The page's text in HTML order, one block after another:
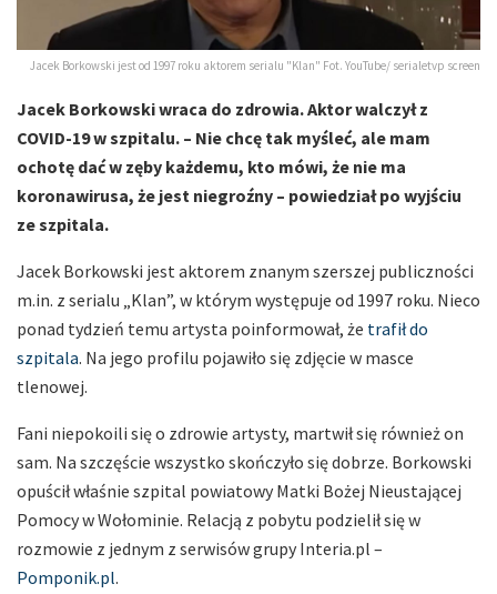
Jacek Borkowski jest od 1997 roku aktorem serialu "Klan" Fot. YouTube/ serialetvp screen
Jacek Borkowski wraca do zdrowia. Aktor walczył z
COVID-19 w szpitalu. – Nie chcę tak myśleć, ale mam
ochotę dać w zęby każdemu, kto mówi, że nie ma
koronawirusa, że jest niegroźny – powiedział po wyjściu
ze szpitala.
Jacek Borkowski jest aktorem znanym szerszej publiczności
m.in. z serialu „Klan”, w którym występuje od 1997 roku. Nieco
ponad tydzień temu artysta poinformował, że trafił do
szpitala. Na jego profilu pojawiło się zdjęcie w masce
tlenowej.
Fani niepokoili się o zdrowie artysty, martwił się również on
sam. Na szczęście wszystko skończyło się dobrze. Borkowski
opuścił właśnie szpital powiatowy Matki Bożej Nieustającej
Pomocy w Wołominie. Relacją z pobytu podzielił się w
rozmowie z jednym z serwisów grupy Interia.pl –
Pomponik.pl.